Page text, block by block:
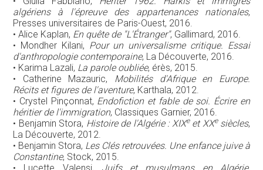
algériens à l'épreuve des appartenances nationales,
Presses universitaires de Paris-Ouest, 2016.
• Alice Kaplan, En quête de "L'Étranger", Gallimard, 2016.
• Mondher Kilani, Pour un universalisme critique. Essai
d'anthropologie contemporaine, La Découverte, 2016.
• Karima Lazali, La parole oubliée, érès, 2015.
• Catherine Mazauric, Mobilités d'Afrique en Europe.
Récits et figures de l'aventure, Karthala, 2012.
• Crystel Pinçonnat, Endofiction et fable de soi. Écrire en
héritier de l'immigration, Classiques Garnier, 2016.
• Benjamin Stora, Histoire de l'Algérie : XIXeet XXesiècles,
La Découverte, 2012.
• Benjamin Stora, Les Clés retrouvées. Une enfance juive à
Constantine, Stock, 2015.
• Lucette Valensi, Juifs et musulmans en Algérie,